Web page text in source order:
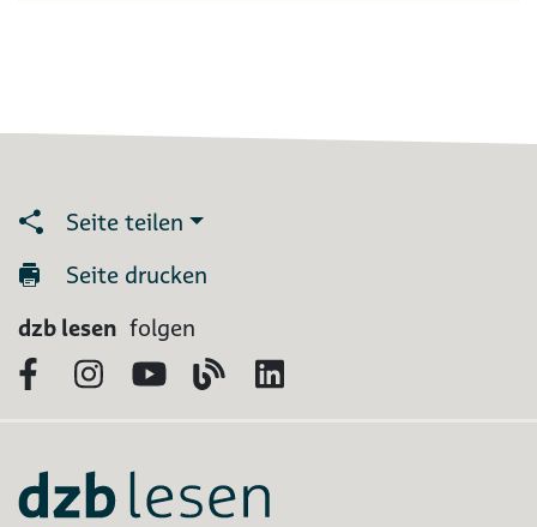
Seite teilen
Seite drucken
dzb lesen folgen
FacebookInstagram
YouTubeBlog